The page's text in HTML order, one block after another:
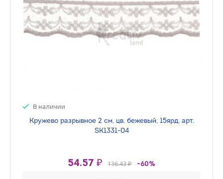
В наличии
Кружево разрывное 2 см, цв. бежевый, 15ярд, арт.
SK1331-04
54.57 ₽ 136.43 ₽ -60%